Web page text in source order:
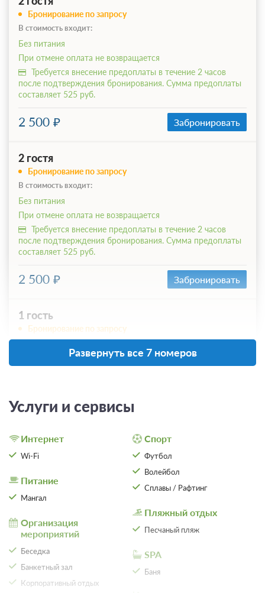
Бронирование по запросу
В стоимость входит:
Без питания
При отмене оплата не возвращается
Требуется внесение предоплаты в течение 2 часов
после подтверждения бронирования. Сумма предоплаты
составляет 525 руб.
2 500 Забронировать
2 гостя
Бронирование по запросу
В стоимость входит:
Без питания
При отмене оплата не возвращается
Требуется внесение предоплаты в течение 2 часов
после подтверждения бронирования. Сумма предоплаты
составляет 525 руб.
2 500 Забронировать
1 гость
Бронирование по запросу
В стоимость входит:
составляет 525 руб.
2 500
Развернуть все 7 номеров
Услуги и сервисы
Интернет
Wi-Fi
Питание
Мангал
Организация
мероприятий
Беседка
Банкетный зал
Корпоративный отдых
Спорт
Футбол
Волейбол
Сплавы / Рафтинг
Пляжный отдых
Песчаный пляж
SPA
Баня